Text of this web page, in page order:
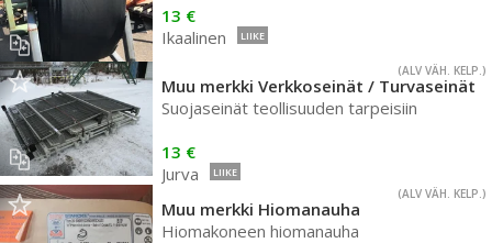
13 €
Ikaalinen
LIIKE
(ALV VÄH. KELP.)
Muu merkki Verkkoseinät / Turvaseinät
Suojaseinät teollisuuden tarpeisiin
13 €
Jurva
LIIKE
(ALV VÄH. KELP.)
Muu merkki Hiomanauha
Hiomakoneen hiomanauha